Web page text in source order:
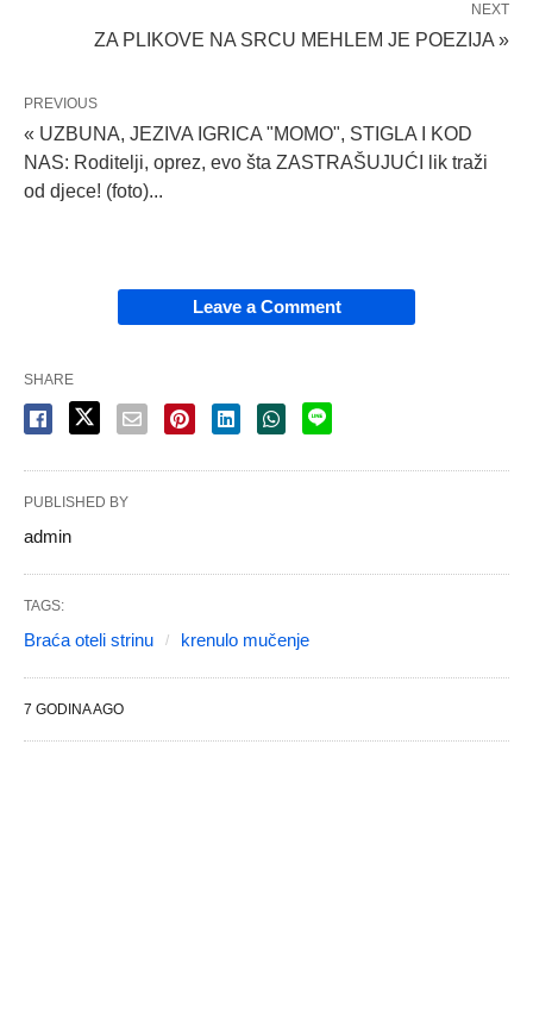
NEXT
ZA PLIKOVE NA SRCU MEHLEM JE POEZIJA »
PREVIOUS
« UZBUNA, JEZIVA IGRICA "MOMO", STIGLA I KOD
NAS: Roditelji, oprez, evo šta ZASTRAŠUJUĆI lik traži
od djece! (foto)...
Leave a Comment
SHARE
PUBLISHED BY
admin
TAGS:
Braća oteli strinu krenulo mučenje
7 GODINA AGO